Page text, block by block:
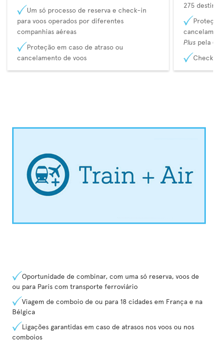
Um só processo de reserva e check-in
para voos operados por diferentes
companhias aéreas
Proteção em caso de atraso ou
cancelamento de voos
275
Plus pela
Check-
Oportunidade de combinar, com uma só reserva, voos de
ou para Paris com transporte ferroviário
Viagem de comboio de ou para 18 cidades em França e na
Bélgica
Ligações garantidas em caso de atrasos nos voos ou nos
comboios